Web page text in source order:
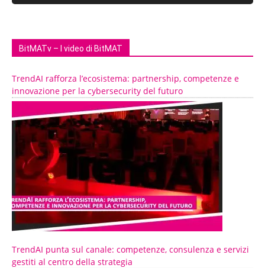
BitMATv – I video di BitMAT
TrendAI rafforza l’ecosistema: partnership, competenze e
innovazione per la cybersecurity del futuro
TrendAI punta sul canale: competenze, consulenza e servizi
gestiti al centro della strategia